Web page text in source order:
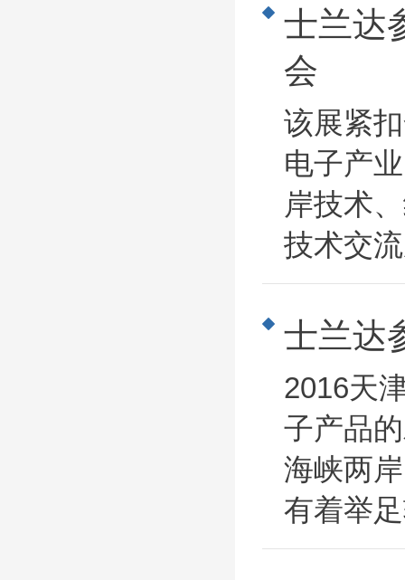
士兰达
会
该展紧
电子产
岸技术
技术交
士兰达
2016天
子产品
海峡两
有着举